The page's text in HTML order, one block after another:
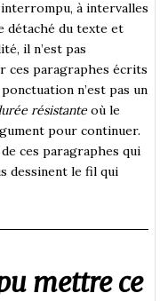
à intervalles
détaché du texte et
il n’est pas
ces paragraphes écrits
n’est pas un
résistanteoù le
pour continuer.
ces paragraphes qui
dessinent le fil qui
mettre ce